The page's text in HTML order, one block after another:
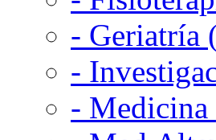
- Geriatría
-
- Medicina